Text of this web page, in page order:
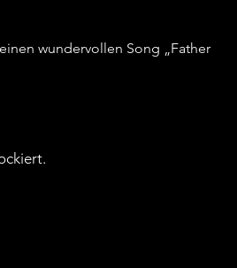
wundervollen Song „Father